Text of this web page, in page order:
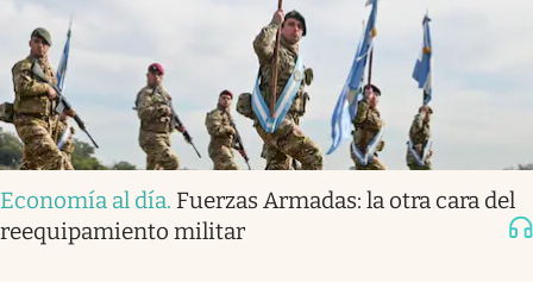
Economía al día. Fuerzas Armadas: la otra cara del
reequipamiento militar